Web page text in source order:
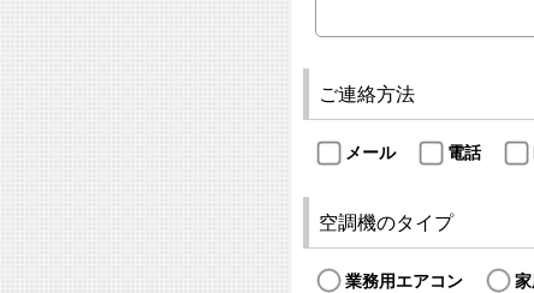
ご連絡方法
メール 電話
空調機のタイプ
業務用エアコン